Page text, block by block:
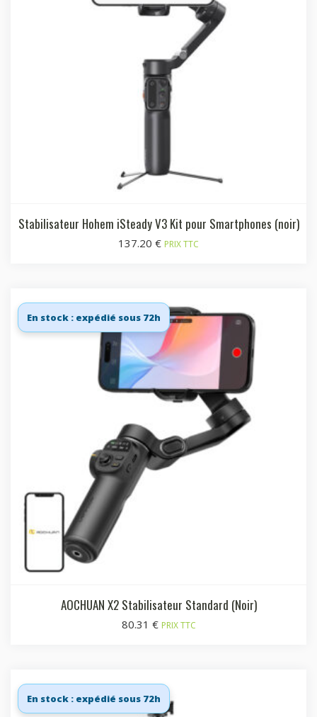
Stabilisateur Hohem iSteady V3 Kit pour Smartphones (noir)
137.20 € PRIX TTC
En stock : expédié sous 72h
AOCHUAN X2 Stabilisateur Standard (Noir)
80.31 € PRIX TTC
En stock : expédié sous 72h